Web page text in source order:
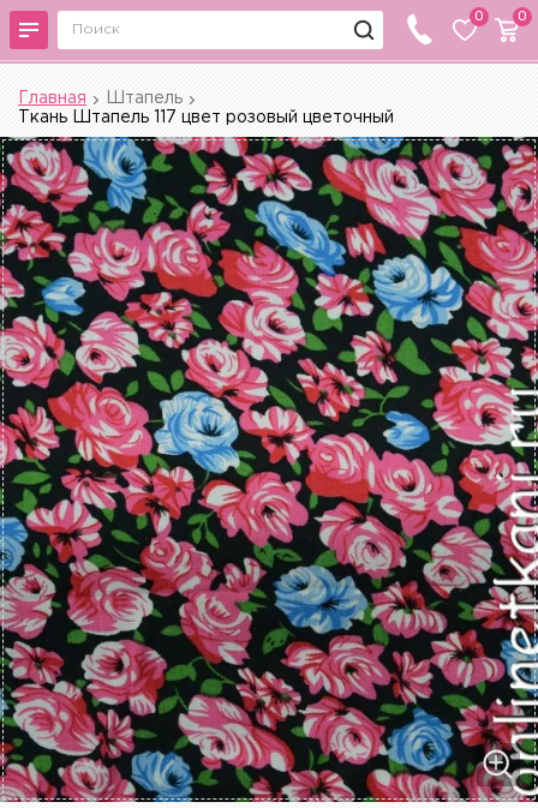
0 0
Главная
Штапель
Ткань Штапель 117 цвет розовый цветочный